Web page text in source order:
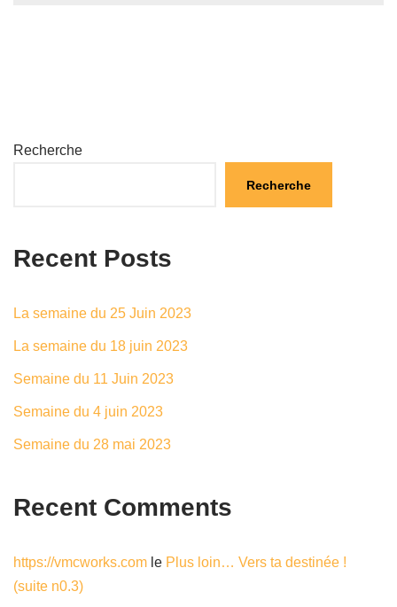
Recherche
Recherche
Recent Posts
La semaine du 25 Juin 2023
La semaine du 18 juin 2023
Semaine du 11 Juin 2023
Semaine du 4 juin 2023
Semaine du 28 mai 2023
Recent Comments
https://vmcworks.com le Plus loin… Vers ta destinée !
(suite n0.3)